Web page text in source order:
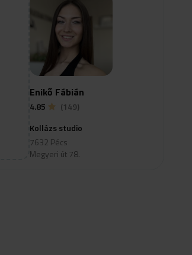
Enikő Fábián
4.85
(149)
Kollázs studio
7632 Pécs
Megyeri út 78.